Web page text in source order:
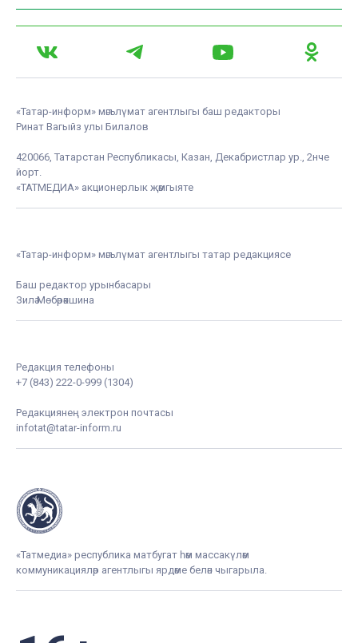
«Татар-информ» мәгълүмат агентлыгы баш редакторы
Ринат Вагыйз улы Билалов
420066, Татарстан Республикасы, Казан, Декабристлар ур., 2нче
йорт.
«ТАТМЕДИА» акционерлык җәмгыяте
«Татар-информ» мәгълүмат агентлыгы татар редакциясе
Баш редактор урынбасары
Зилә Мөбәрәкшина
Редакция телефоны
+7 (843) 222-0-999 (1304)
Редакциянең электрон почтасы
infotat@tatar-inform.ru
«Татмедиа» республика матбугат һәм массакүләм
коммуникацияләр агентлыгы ярдәме белән чыгарыла.